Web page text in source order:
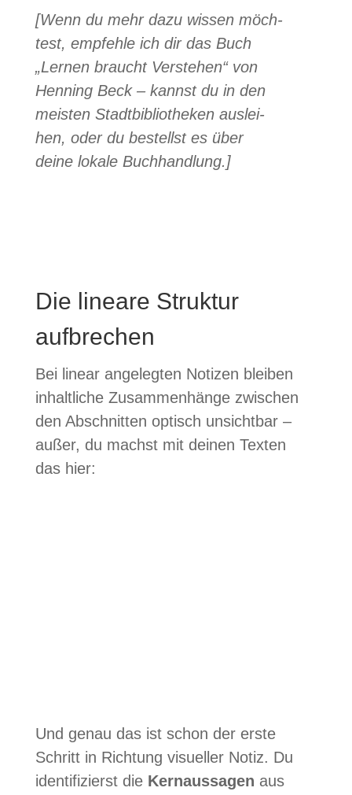
[Wenn du mehr dazu wis­sen möch­
test, emp­fehle ich dir das Buch
„Ler­nen braucht Ver­ste­hen“ von
Hen­ning Beck – kannst du in den
meis­ten Stadt­bi­blio­the­ken aus­lei­
hen, oder du bestellst es über
deine lokale Buch­hand­lung.]
Die lineare Struktur
aufbrechen
Bei linear ange­leg­ten Noti­zen blei­ben
inhalt­li­che Zusam­men­hänge zwi­schen
den Abschnit­ten optisch unsicht­bar –
außer, du machst mit dei­nen Tex­ten
das hier:
Und genau das ist schon der erste
Schritt in Rich­tung visu­el­ler Notiz. Du
iden­ti­fi­zierst die Kern­aus­sa­gen aus